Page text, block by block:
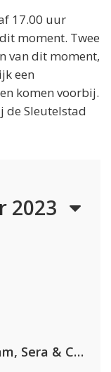
17.00 uur
moment. Twee
van dit moment,
een
komen voorbij.
de Sleutelstad
2023
Kris Kross Amsterdam, Sera & Conor Maynard